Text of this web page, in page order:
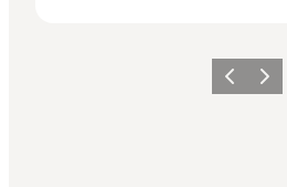
ZurückWeiter